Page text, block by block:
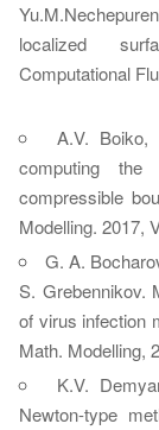
localized
A.V. Boiko,
computing the
compressible
Modelling. 2017,
G. A.
S. Grebennikov.
of virus infection
Math. Modelling,
K.V.
Newton-type